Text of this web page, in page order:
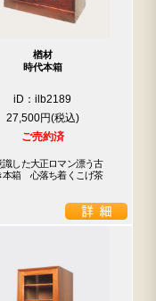
楢材
時代本箱
iD：ilb2189
27,500円
ご売約済
識した大正ロマン漂う古
本箱　心落ち着くこげ茶